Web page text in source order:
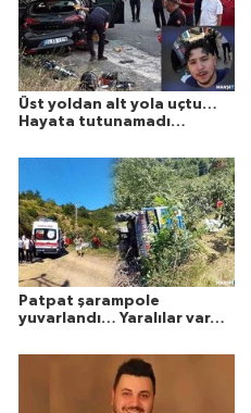
Üst yoldan alt yola uçtu…
Hayata tutunamadı…
Patpat şarampole
yuvarlandı… Yaralılar var…